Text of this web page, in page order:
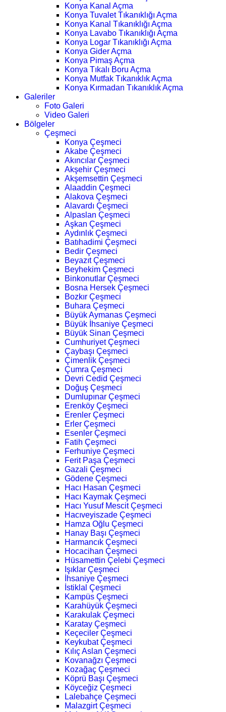
Konya Kanal Açma
Konya Tuvalet Tıkanıklığı Açma
Konya Kanal Tıkanıklığı Açma
Konya Lavabo Tıkanıklığı Açma
Konya Logar Tıkanıklığı Açma
Konya Gider Açma
Konya Pimaş Açma
Konya Tıkalı Boru Açma
Konya Mutfak Tıkanıklık Açma
Konya Kırmadan Tıkanıklık Açma
Galeriler
Foto Galeri
Video Galeri
Bölgeler
Çeşmeci
Konya Çeşmeci
Akabe Çeşmeci
Akıncılar Çeşmeci
Akşehir Çeşmeci
Akşemsettin Çeşmeci
Alaaddin Çeşmeci
Alakova Çeşmeci
Alavardı Çeşmeci
Alpaslan Çeşmeci
Aşkan Çeşmeci
Aydınlık Çeşmeci
Batıhadimi Çeşmeci
Bedir Çeşmeci
Beyazıt Çeşmeci
Beyhekim Çeşmeci
Binkonutlar Çeşmeci
Bosna Hersek Çeşmeci
Bozkır Çeşmeci
Buhara Çeşmeci
Büyük Aymanas Çeşmeci
Büyük İhsaniye Çeşmeci
Büyük Sinan Çeşmeci
Cumhuriyet Çeşmeci
Çaybaşı Çeşmeci
Çimenlik Çeşmeci
Çumra Çeşmeci
Devri Cedid Çeşmeci
Doğuş Çeşmeci
Dumlupınar Çeşmeci
Erenköy Çeşmeci
Erenler Çeşmeci
Erler Çeşmeci
Esenler Çeşmeci
Fatih Çeşmeci
Ferhuniye Çeşmeci
Ferit Paşa Çeşmeci
Gazali Çeşmeci
Gödene Çeşmeci
Hacı Hasan Çeşmeci
Hacı Kaymak Çeşmeci
Hacı Yusuf Mescit Çeşmeci
Hacıveyiszade Çeşmeci
Hamza Oğlu Çeşmeci
Hanay Başı Çeşmeci
Harmancık Çeşmeci
Hocacihan Çeşmeci
Hüsamettin Çelebi Çeşmeci
Işıklar Çeşmeci
İhsaniye Çeşmeci
İstiklal Çeşmeci
Kampüs Çeşmeci
Karahüyük Çeşmeci
Karakulak Çeşmeci
Karatay Çeşmeci
Keçeciler Çeşmeci
Keykubat Çeşmeci
Kılıç Aslan Çeşmeci
Kovanağzı Çeşmeci
Kozağaç Çeşmeci
Köprü Başı Çeşmeci
Köyceğiz Çeşmeci
Lalebahçe Çeşmeci
Malazgirt Çeşmeci